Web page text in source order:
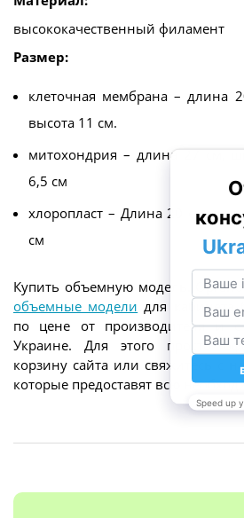
высококачественный филамент
Размер:
клеточная мембрана – длина
высота 11 см.
митохондрия – длина 27 см,
6,5 см
хлоропласт – Длина 20 см,
см
Купить объемную модель.
объемные модели для
по цене от производителя и с
Украине. Для этого просто
корзину сайта или свяжитесь с
которые предоставят всю